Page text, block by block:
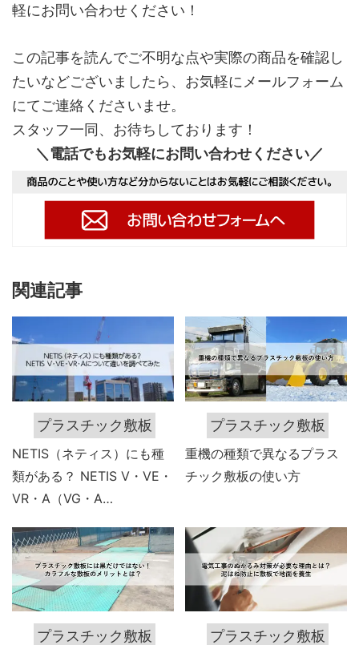
軽にお問い合わせください！
この記事を読んでご不明な点や実際の商品を確認し
たいなどございましたら、お気軽にメールフォーム
にてご連絡くださいませ。
スタッフ一同、お待ちしております！
＼電話でもお気軽にお問い合わせください／
関連記事
プラスチック敷板
NETIS（ネティス）にも種
類がある？ NETIS V・VE・
VR・A（VG・A…
プラスチック敷板
重機の種類で異なるプラス
チック敷板の使い方
プラスチック敷板 プラスチック敷板